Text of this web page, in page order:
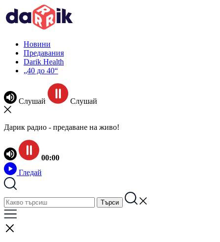
Новини
Предавания
Darik Health
„40 до 40“
Слушай Слушай
Дарик радио - предаване на живо!
00:00
Гледай